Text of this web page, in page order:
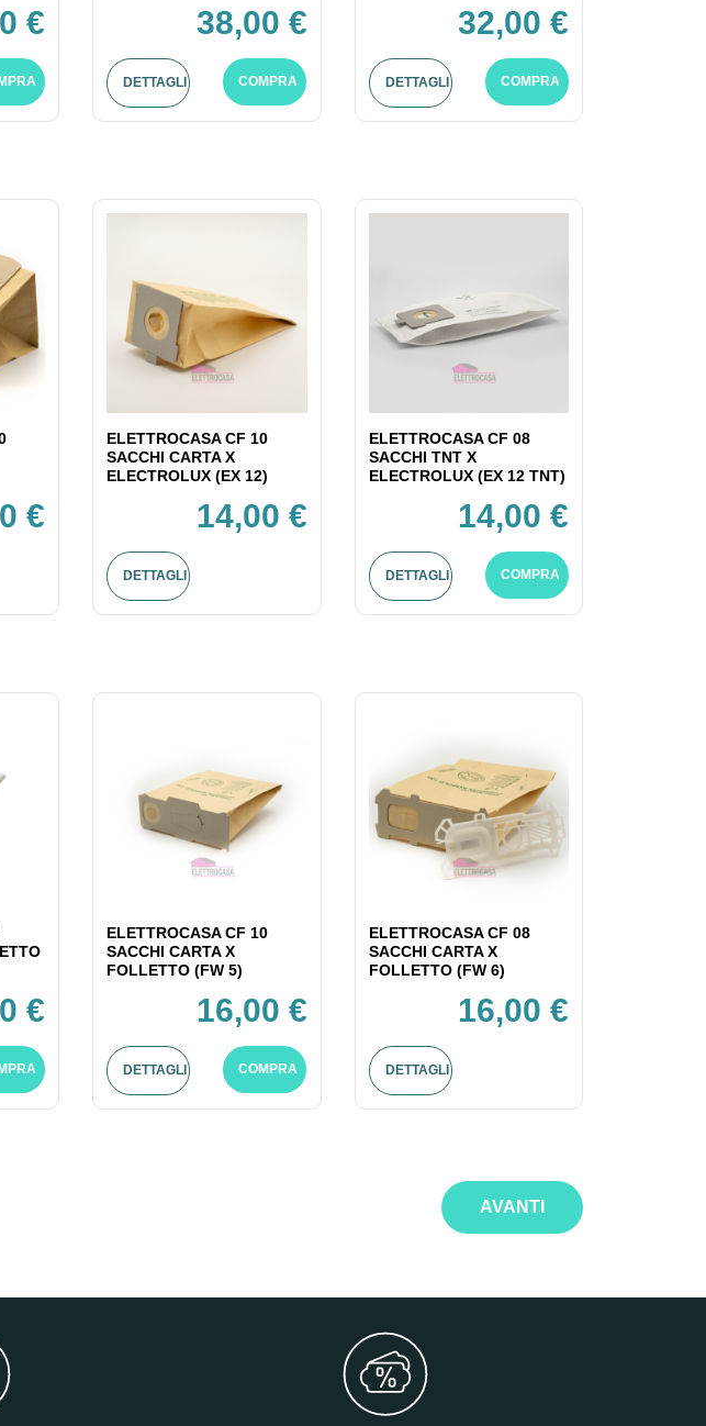
€ 38,00 €
DETTAGLI COMPRA
32,00 €
DETTAGLI COMPRA
€
ELETTROCASA CF 10
SACCHI CARTA X
ELECTROLUX (EX 12)
14,00 €
DETTAGLI
ELETTROCASA CF 08
SACCHI TNT X
ELECTROLUX (EX 12 TNT)
14,00 €
DETTAGLI COMPRA
€
ELETTROCASA CF 10
SACCHI CARTA X
FOLLETTO (FW 5)
16,00 €
DETTAGLI COMPRA
ELETTROCASA CF 08
SACCHI CARTA X
FOLLETTO (FW 6)
16,00 €
DETTAGLI
AVANTI